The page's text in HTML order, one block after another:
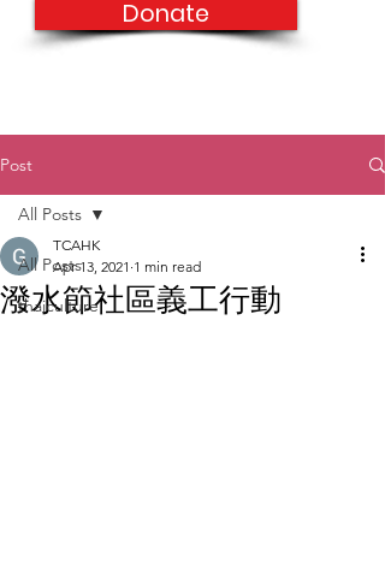
Donate
Post
All Posts
thaiculture
All Posts
潑水節社區義工行動
TCAHK
Apr 13, 2021 1 min read